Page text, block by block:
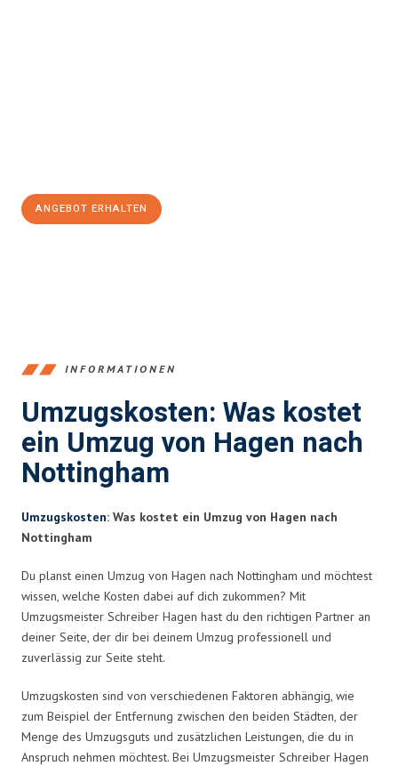
ANGEBOT ERHALTEN
INFORMATIONEN
Umzugskosten: Was kostet
ein Umzug von Hagen nach
Nottingham
Umzugskosten: Was kostet ein Umzug von Hagen nach
Nottingham
Du planst einen Umzug von Hagen nach Nottingham und möchtest
wissen, welche Kosten dabei auf dich zukommen? Mit
Umzugsmeister Schreiber Hagen hast du den richtigen Partner an
deiner Seite, der dir bei deinem Umzug professionell und
zuverlässig zur Seite steht.
Umzugskosten sind von verschiedenen Faktoren abhängig, wie
zum Beispiel der Entfernung zwischen den beiden Städten, der
Menge des Umzugsguts und zusätzlichen Leistungen, die du in
Anspruch nehmen möchtest. Bei Umzugsmeister Schreiber Hagen